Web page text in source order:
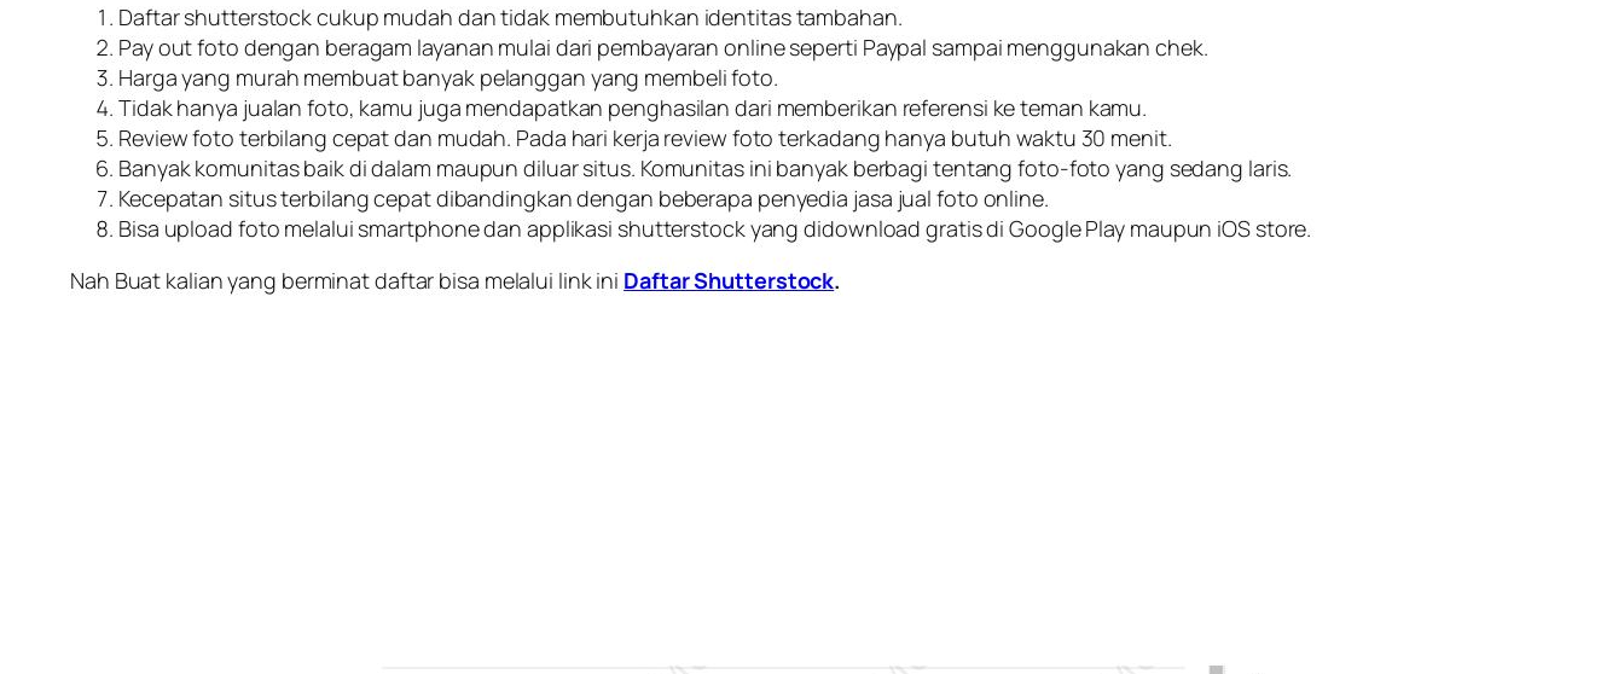
Daftar shutterstock cukup mudah dan tidak membutuhkan identitas tambahan.
Pay out foto dengan beragam layanan mulai dari pembayaran online seperti Paypal sampai menggunakan chek.
Harga yang murah membuat banyak pelanggan yang membeli foto.
Tidak hanya jualan foto, kamu juga mendapatkan penghasilan dari memberikan referensi ke teman kamu.
Review foto terbilang cepat dan mudah. Pada hari kerja review foto terkadang hanya butuh waktu 30 menit.
Banyak komunitas baik di dalam maupun diluar situs. Komunitas ini banyak berbagi tentang foto-foto yang sedang laris.
Kecepatan situs terbilang cepat dibandingkan dengan beberapa penyedia jasa jual foto online.
Bisa upload foto melalui smartphone dan applikasi shutterstock yang didownload gratis di Google Play maupun iOS store.
Nah Buat kalian yang berminat daftar bisa melalui link ini Daftar Shutterstock.